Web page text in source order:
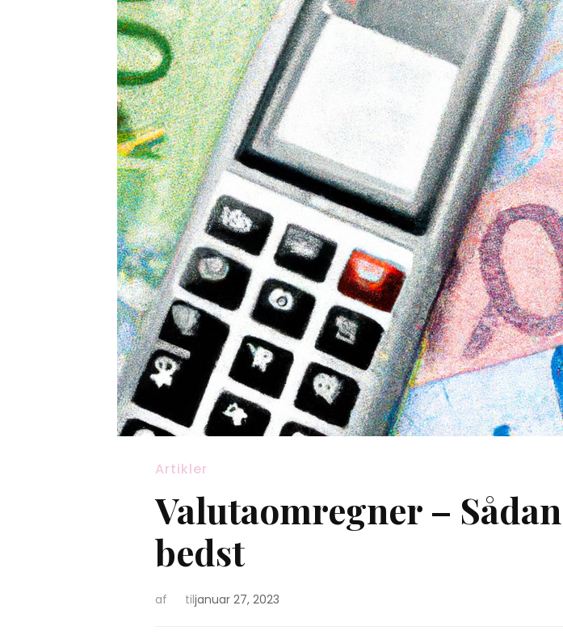
Artikler
Valutaomregner –
bedst
af tiljanuar 27, 2023